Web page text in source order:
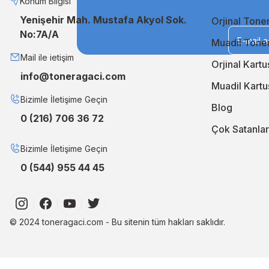
TonerAğacı, müşteri memnuniyeti odaklı hizmet
geliştiriyor, siparişlerinizi en kısa sürede kapınıza
En iyi orjinal ve muadil çözümler için TonerAğacı'nı ziyaret
Yenişehir Mah. Mustafa Akyol Sok.
No:7A/A
Mail ile ietişim
info@toneragaci.com
Bizimle İletişime Geçin
0 (216) 706 36 72
Bizimle İletişime Geçin
0 (544) 955 44 45
Orjinal
Muadil
Orjinal
Muadil
Blog
Çok Satanlar
© 2024 toneragaci.com - Bu sitenin tüm hakları saklıdır.